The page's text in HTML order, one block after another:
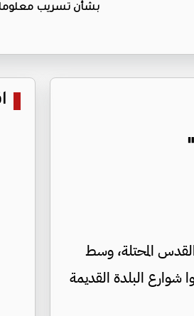
بشأن تسريب
المحتلة، وسط
شوارع البلدة القديمة